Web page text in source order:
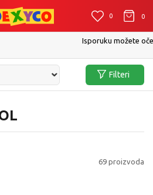
0 0 0
u roku od 2 do 4 radna dana!
Filteri
69 proizvoda